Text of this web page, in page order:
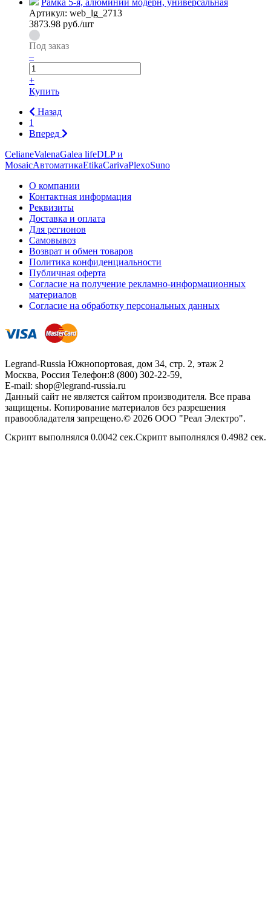
Артикул: web_lg_2713
3873.98 руб./шт
Под заказ
–
+
Купить
Назад
1
Вперед
CelianeValenaGalea lifeDLP и
MosaicАвтоматикаEtikaCarivaPlexoSuno
О компании
Контактная информация
Реквизиты
Доставка и оплата
Для регионов
Самовывоз
Возврат и обмен товаров
Политика конфиденциальности
Публичная оферта
Согласие на получение рекламно-информационных
материалов
Согласие на обработку персональных данных
Legrand-Russia Южнопортовая, дом 34, стр. 2, этаж 2
Москва, Россия Телефон:8 (800) 302-22-59,
E-mail: shop@legrand-russia.ru
Данный сайт не является сайтом производителя. Все права
защищены. Копирование материалов без разрешения
правообладателя запрещено.© 2026 ООО "Реал Электро".
Скрипт выполнялся 0.0042 сек.Скрипт выполнялся 0.4982 сек.